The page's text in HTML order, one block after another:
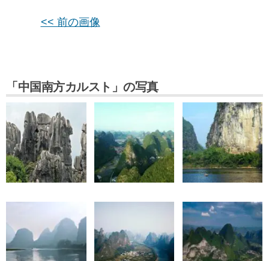
<< 前の画像
「中国南方カルスト」の写真